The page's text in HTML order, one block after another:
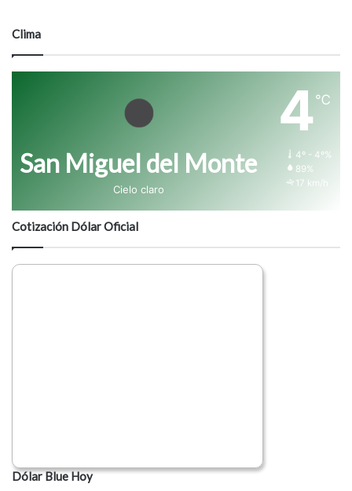
a
r
i
o
Clima
San Miguel del Monte
Cielo claro
4℃
4º - 4º%
89%
17 km/h
Cotización Dólar Oficial
Dólar Blue Hoy